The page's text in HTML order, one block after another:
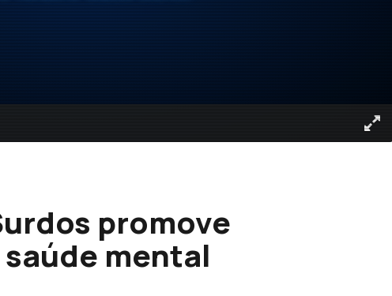
promove
mental